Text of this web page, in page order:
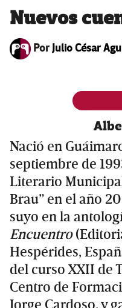
Nuevos
PorJulio César
Nació en
septiembre de
Literario
Brau” en el año
suyo en la
Encuentro
Hespérides,
del curso XXII de
Centro de